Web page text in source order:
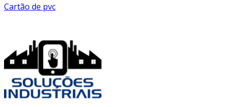
Cartão de pvc